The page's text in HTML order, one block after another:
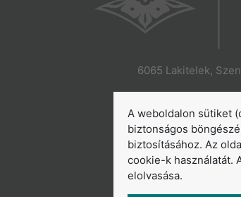
6065 Lakitelek,
E-mail:
E-mail:
Web:
Adatkezelési
Általános
Sütikezelés
A weboldalon sütiket
biztonságos
biztosításához. Az
cookie-k használatát.
elolvasása.